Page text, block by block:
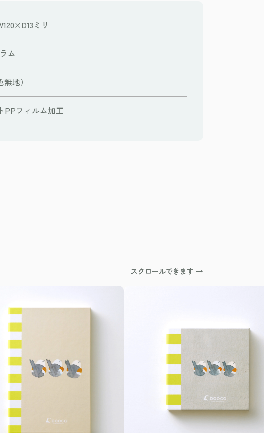
ミリ
ム
地）
PPフィルム加工
スクロールできます →